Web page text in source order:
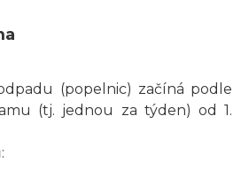
(popelnic) začíná podle
(tj. jednou za týden) od 1.